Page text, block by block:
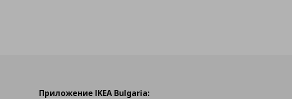
Приложение IKEA Bulgaria: